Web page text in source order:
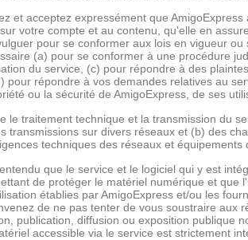
et acceptez expressément que
votre compte et au contenu, qu'elle en
pour se conformer aux lois en vigueur
(a) pour se conformer à une procédure
du service, (c) pour répondre à des
pour répondre à vos demandes relatives au
ou la sécurité de AmigoExpress, de ses
le traitement technique et la transmission du
transmissions sur divers réseaux et (b) des
techniques des réseaux et équipements
que le service et le logiciel qui y est
de protéger le matériel numérique et que
établies par AmigoExpress et/ou les
de ne pas tenter de vous soustraire aux
publication, diffusion ou exposition publique
accessible via le service est strictement